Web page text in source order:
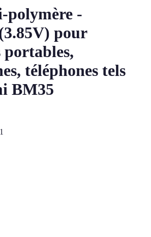
polymère -
pour
portables,
téléphones tels
BM35